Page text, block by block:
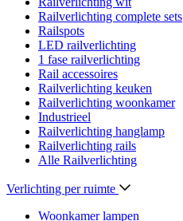
Railverlichting complete sets
Railspots
LED railverlichting
1 fase railverlichting
Rail accessoires
Railverlichting keuken
Railverlichting woonkamer
Industrieel
Railverlichting hanglamp
Railverlichting rails
Alle Railverlichting
Verlichting per ruimte
Woonkamer lampen